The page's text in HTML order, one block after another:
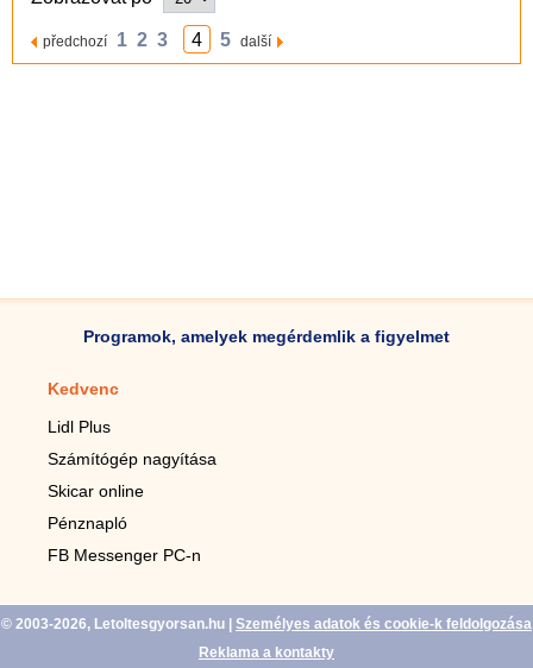
předchozí 1 2 3 4 5 další
Programok, amelyek megérdemlik a figyelmet
Kedvenc
Lidl Plus
Számítógép nagyítása
Skicar online
Pénznapló
FB Messenger PC-n
© 2003-2026, Letoltesgyorsan.hu
Személyes adatok és cookie-k feldolgozása
Reklama a kontakty